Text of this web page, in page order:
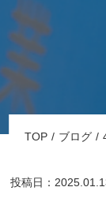
TOP ブログ
投稿日：